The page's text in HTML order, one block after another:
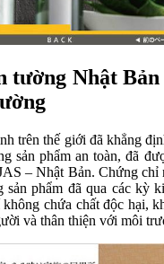
tường Nhật
trên thế giới đã khẳng
sản phẩm an toàn, đã
– Nhật Bản. Chứng chỉ
sản phẩm đã qua các kỳ
chứa chất độc hại,
và thân thiện với môi